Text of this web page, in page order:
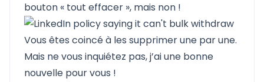
bouton « tout effacer », mais non !
Vous êtes coincé à les supprimer une par une.
Mais ne vous inquiétez pas, j’ai une bonne
nouvelle pour vous !